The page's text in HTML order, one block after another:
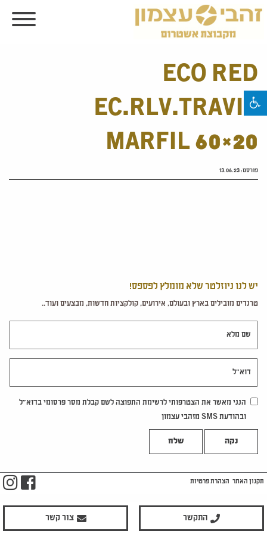
ECO RED
EC.RLV.TRAVIS
MARFIL 60×20
פורסם:13.06.23
יש לנו ניוזלטר שלא מומלץ לפספס!
טרנדים מובילים בארץ ובעולם, אירועים, קולקציות חדשות, מבצעים ועוד..
הנני מאשר את הצטרפותי לרשימת התפוצה לשם קבלת מסר פרסומי בדוא"ל
ובהודעת SMS מזהבי עצמון
נקה
התקשר צור קשר
תקנון האתר הצהרת פרטיות